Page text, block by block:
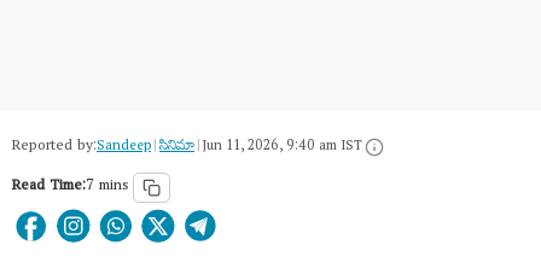
Reported by:Sandeep|సినిమా|Jun 11, 2026, 9:40 am IST
Read Time:7 mins